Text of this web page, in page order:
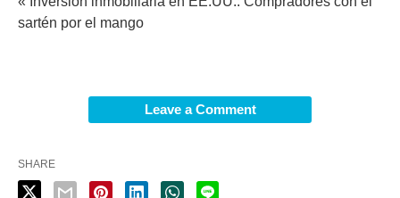
sartén por el mango
Leave a Comment
SHARE